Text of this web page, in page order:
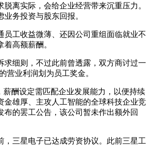
脱离实际，会给企业经营带来沉重压力。
务投资与股东回报。
员工收益微薄、还因公司重组面临就业不
高额薪酬。
求细则，不过此前曾透露，双方商讨过一
营业利润划为员工奖金。
薪酬设定需匹配企业发展能力，以便持续
金雄厚、主攻人工智能的全球科技企业竞
布的罢工公告，该公司暂未作出额外回
，三星电子已达成劳资协议。此前三星工